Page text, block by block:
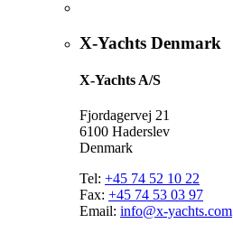
X-Yachts Denmark
X-Yachts A/S
Fjordagervej 21
6100 Haderslev
Denmark
Tel: +45 74 52 10 22
Fax: +45 74 53 03 97
Email: info@x-yachts.com